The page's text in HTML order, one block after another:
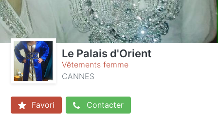
Le Palais d'Orient
Vêtements femme
CANNES
Favori Contacter